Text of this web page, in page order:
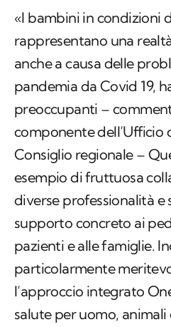
«I bambini in condizioni
rappresentano una
anche a causa delle
pandemia da Covid 19,
preoccupanti –
componente dell’Ufficio
Consiglio regionale –
esempio di fruttuosa
diverse professionalità e
supporto concreto ai
pazienti e alle famiglie.
particolarmente
l’approccio integrato
salute per uomo,